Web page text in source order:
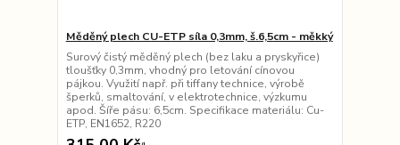
Měděný plech CU-ETP síla 0,3mm, š.6,5cm - měkký
Surový čistý měděný plech (bez laku a pryskyřice)
tloušťky 0,3mm, vhodný pro letování cínovou
pájkou. Využití např. při tiffany technice, výrobě
šperků, smaltování, v elektrotechnice, výzkumu
apod. Šíře pásu: 6,5cm. Specifikace materiálu: Cu-
ETP, EN1652, R220